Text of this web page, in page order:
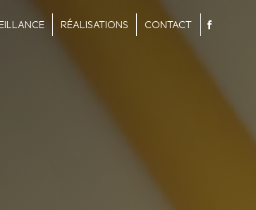
RÉALISATIONS CONTACT